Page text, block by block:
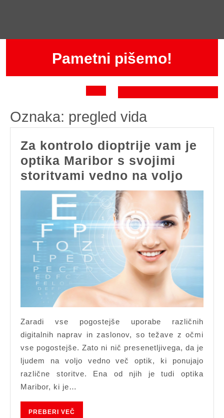
Pametni pišemo!
Button
Oznaka: pregled vida
Za kontrolo dioptrije vam je
optika Maribor s svojimi
storitvami vedno na voljo
vam
je
optika
vedno
na
voljo
Zaradi vse pogostejše uporabe različnih
digitalnih naprav in zaslonov, so težave z očmi
vse pogostejše. Zato ni nič presenetljivega, da je
ljudem na voljo vedno več optik, ki ponujajo
različne storitve. Ena od njih je tudi optika
Maribor, ki je…
PREBERI VEČ